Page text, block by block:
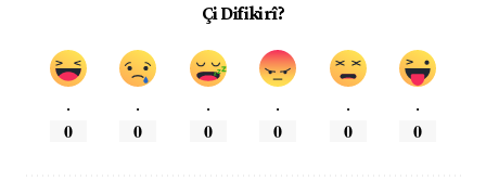
Çi Difikirî?
.
0
.
0
.
0
.
0
.
0
.
0